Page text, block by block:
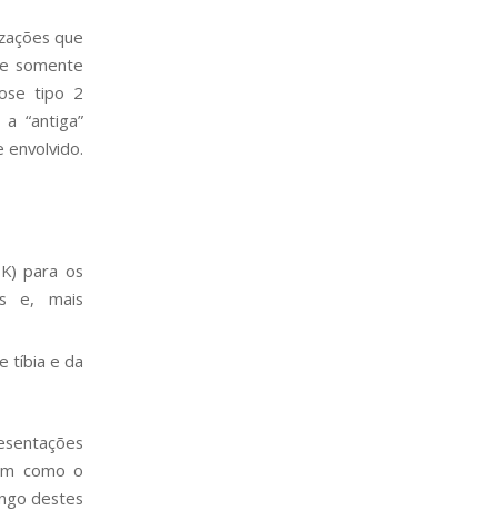
que
somente
tipo 2
“antiga”
envolvido.
para os
e, mais
tíbia e da
como o
destes